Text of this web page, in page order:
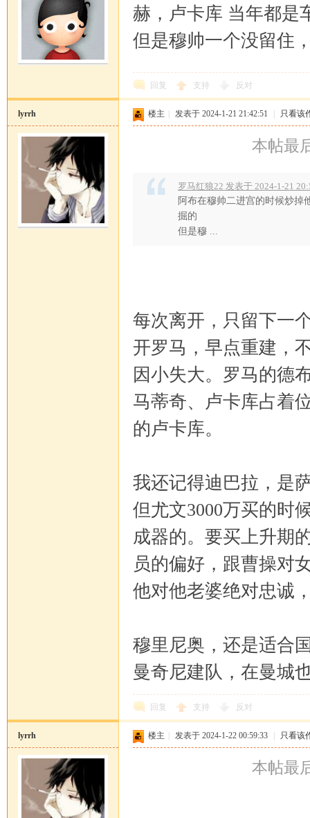
赫，卢卡库 当年都是
但是穆帅一个没留住
回复 支持 反对
lyrrh 楼主 发表于 2024-1-21 21:42:51 只看该
本帖最
罗马红狼22 发表于 2024-1-21
阿布在穆帅二进宫的时候炒掉
掘的
但是穆 ...
每次离开，只留下一
开罗马，早点重建，
因小失大。罗马的德
马蒂奇、卢卡库占着
的卢卡库。
我还记得迪巴拉，是
但尤文3000万买的时
成器的。要买上升期
员的偏好，跟曹操对
他对他老婆绝对忠诚
穆里尼奥，还是适合
曼奇尼建队，在曼城
回复 支持 反对
lyrrh 楼主 发表于 2024-1-22 00:59:33 只看该
本帖最